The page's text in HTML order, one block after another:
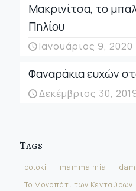
Μακρινίτσα, το
Πηλίου
Ιανουάριος 9, 2020
Φαναράκια ευχών
Δεκέμβριος 30,
Tags
potoki mamma mia
Το Μονοπάτι των Κενταύρων